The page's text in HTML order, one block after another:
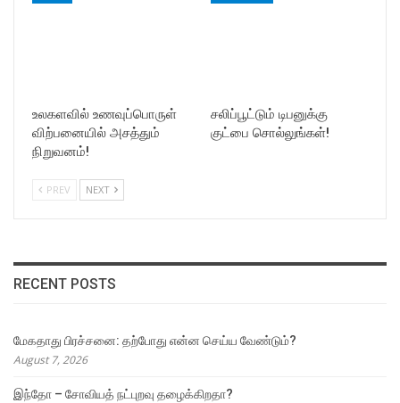
உலகளவில் உணவுப்பொருள்
விற்பனையில் அசத்தும்
நிறுவனம்!
சலிப்பூட்டும் டிபனுக்கு
குட்பை சொல்லுங்கள்!
PREV NEXT
RECENT POSTS
மேகதாது பிரச்சனை: தற்போது என்ன செய்ய வேண்டும்?
August 7, 2026
இந்தோ – சோவியத் நட்புறவு தழைக்கிறதா?